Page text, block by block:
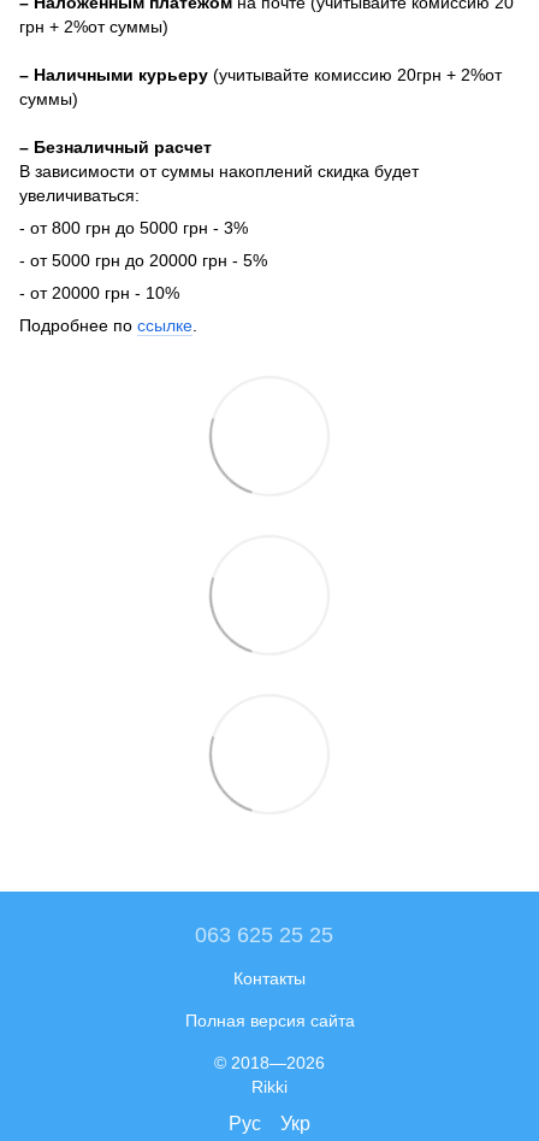
грн + 2%от суммы)
– Наличными курьеру (учитывайте комиссию 20грн + 2%от
суммы)
– Безналичный расчет
В зависимости от суммы накоплений скидка будет
увеличиваться:
- от 800 грн до 5000 грн - 3%
- от 5000 грн до 20000 грн - 5%
- от 20000 грн - 10%
Подробнее по ссылке
063 625 25 25
Контакты
Полная версия сайта
© 2018—2026
Rikki
Рус Укр